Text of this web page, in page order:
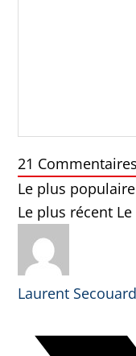
21 Commentaires
Le plus populaire
Le plus récent
Laurent Secouard